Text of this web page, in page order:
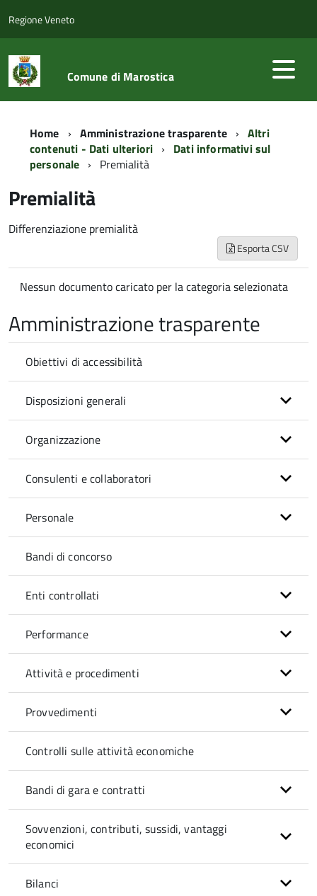
Regione Veneto
Comune di Marostica
Home Amministrazione trasparente
Altri
contenuti - Dati ulteriori
Dati informativi sul
personale
Premialità
Premialità
Differenziazione premialità
Esporta CSV
Nessun documento caricato per la categoria selezionata
Amministrazione trasparente
Obiettivi di accessibilità
Disposizioni generali
Organizzazione
Consulenti e collaboratori
Personale
Bandi di concorso
Enti controllati
Performance
Attività e procedimenti
Provvedimenti
Controlli sulle attività economiche
Bandi di gara e contratti
Sovvenzioni, contributi, sussidi, vantaggi
economici
Bilanci